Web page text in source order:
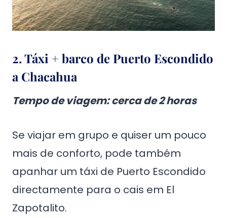
2. Táxi + barco de Puerto Escondido
a Chacahua
Tempo de viagem: cerca de 2 horas
Se viajar em grupo e quiser um pouco
mais de conforto, pode também
apanhar um táxi de Puerto Escondido
directamente para o cais em El
Zapotalito.